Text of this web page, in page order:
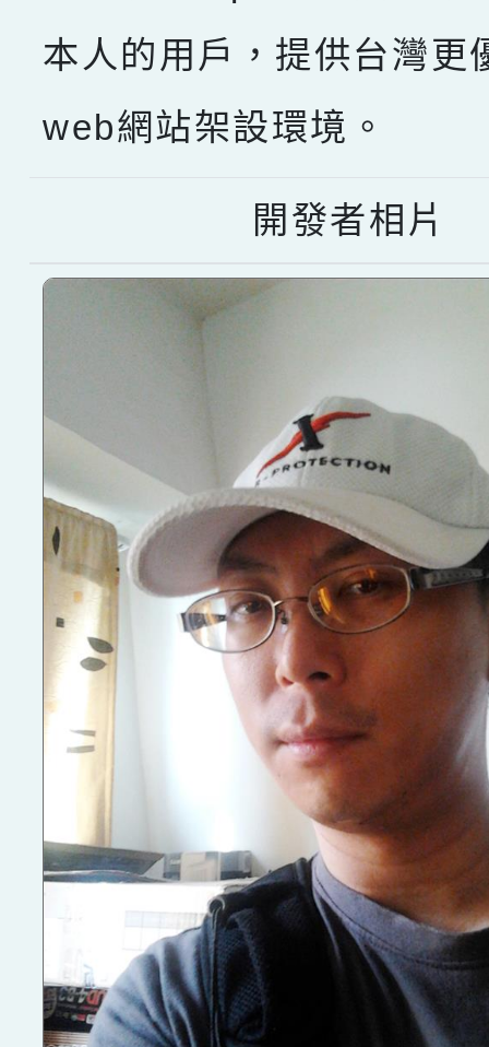
本人的用戶，提供台灣更
web網站架設環境。
開發者相片